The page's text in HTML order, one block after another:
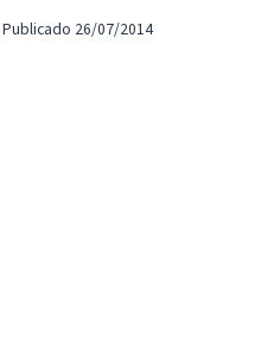
Publicado 26/07/2014